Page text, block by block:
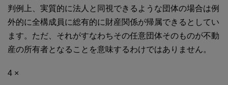
判例上、実質的に法人と同視できるような団体の場合は例
外的に全構成員に総有的に財産関係が帰属できるとしてい
ます。ただ、それがすなわちその任意団体そのものが不動
産の所有者となることを意味するわけではありません。
4 ×